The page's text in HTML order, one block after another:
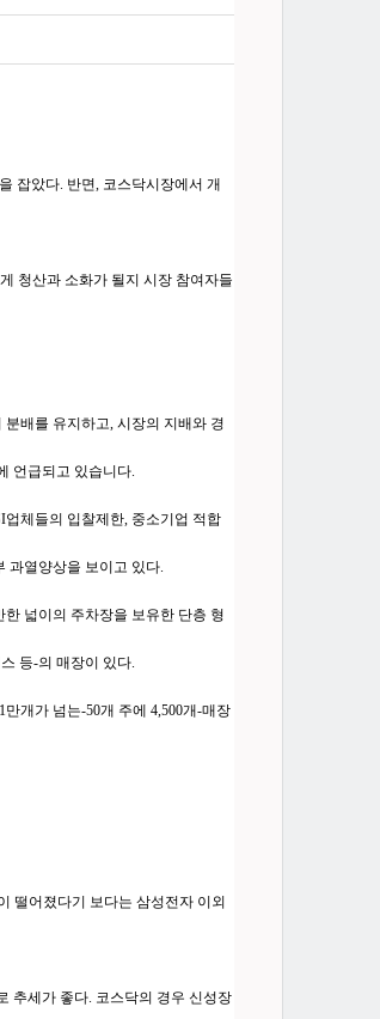
잡았다. 반면, 코스닥시장에서 개
청산과 소화가 될지 시장 참여자들
배를 유지하고, 시장의 지배와 경
언급되고 있습니다.
체들의 입찰제한, 중소기업 적합
과열양상을 보이고 있다.
넓이의 주차장을 보유한 단층 형
등-의 매장이 있다.
개가 넘는-50개 주에 4,500개-매장
떨어졌다기 보다는 삼성전자 이외
추세가 좋다. 코스닥의 경우 신성장